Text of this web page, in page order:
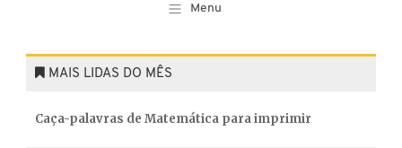
MAIS LIDAS DO MÊS
Caça-palavras de Matemática para imprimir